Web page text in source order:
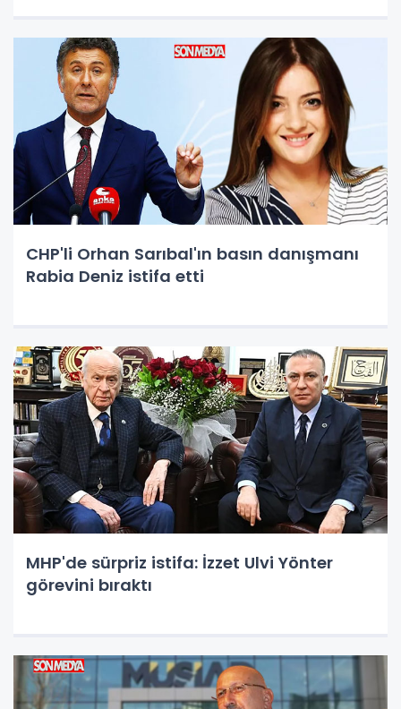
CHP'li Orhan Sarıbal'ın basın danışmanı
Rabia Deniz istifa etti
MHP'de sürpriz istifa: İzzet Ulvi Yönter
görevini bıraktı